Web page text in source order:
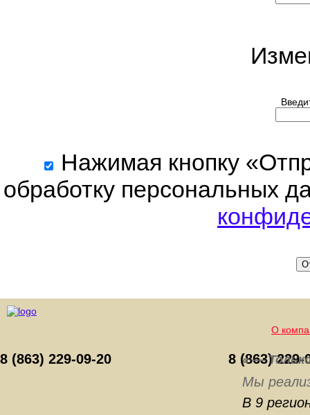
Нажимая кнопку
обработку персональных
О
« —
Мы
В 9
8 (863) 229-09-20 8 (863) 229-